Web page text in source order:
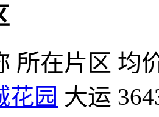
所在片区 均
花园 大运